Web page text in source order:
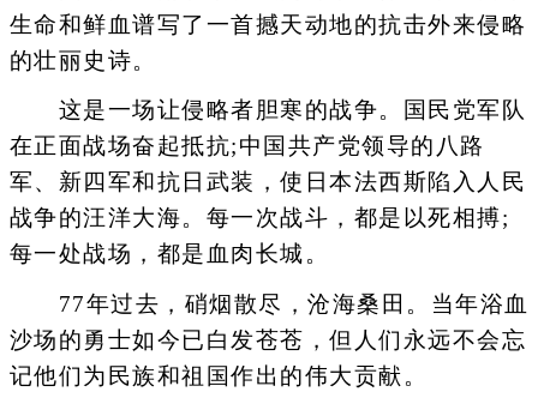
生命和鲜血谱写了一首撼天动地的抗击外来侵略
的壮丽史诗。
这是一场让侵略者胆寒的战争。国民党军队
在正面战场奋起抵抗;中国共产党领导的八路
军、新四军和抗日武装，使日本法西斯陷入人民
战争的汪洋大海。每一次战斗，都是以死相搏;
每一处战场，都是血肉长城。
77年过去，硝烟散尽，沧海桑田。当年浴血
沙场的勇士如今已白发苍苍，但人们永远不会忘
记他们为民族和祖国作出的伟大贡献。